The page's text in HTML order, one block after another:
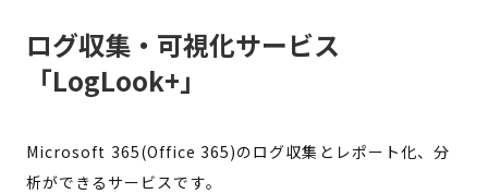
ログ収集・可視化サービス
「LogLook+」
Microsoft 365(Office 365)のログ収集とレポート化、分
析ができるサービスです。